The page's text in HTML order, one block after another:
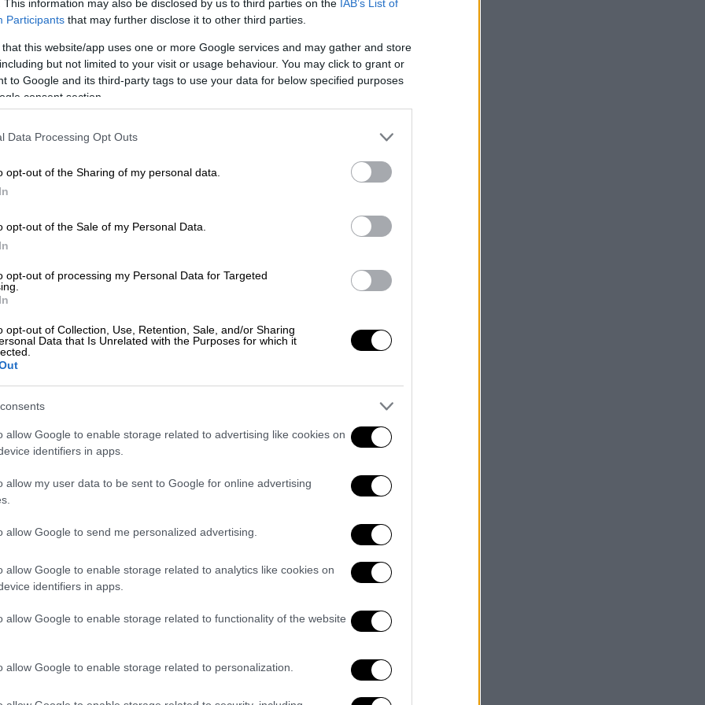
This information may also be disclosed by us to third parties on the IAB’s List of
Participants that may further disclose it to other third parties.
that this website/app uses one or more Google services and may gather and store
but not limited to your visit or usage behaviour. You may click to grant or
to Google and its third-party tags to use your data for below specified purposes
consent section.
Data Processing Opt Outs
opt-out of the Sharing of my personal data.
opt-out of the Sale of my Personal Data.
opt-out of processing my Personal Data for Targeted
opt-out of Collection, Use, Retention, Sale, and/or Sharing
Data that Is Unrelated with the Purposes for which it
allow Google to enable storage related to advertising like cookies on
identifiers in apps.
allow my user data to be sent to Google for online advertising
allow Google to send me personalized advertising.
allow Google to enable storage related to analytics like cookies on
identifiers in apps.
allow Google to enable storage related to functionality of the website
allow Google to enable storage related to personalization.
Αθλητισμός|17.08.2022 23:11
Πατάει καλά η Εθνική μπάσκετ με
Αντετοκούνμπο - Νίκη στο
Ακρόπολις επί της Πολωνίας
Με τον Γιάννη Αντετοκούνμπο να
εμφάνιση (24 πόντοι), η Εθνική
μπάσκετ επικράτησε άνετα της
Πολωνίας (101-78) για την πρώτη
«Ακρόπολις».
Τουρισμός για Όλους: Νέα
κλήρωση για επιπλέον 200.000
Η νέα κλήρωση θα γίνει στις 16
Σεπτεμβρίου,
Κόσμος|17.08.2022 22:50
Αφγανιστάν: Δεκάδες νεκροί
έπειτα από τρομακτική έκρηξη σε
Οι πρώτες πληροφορίες